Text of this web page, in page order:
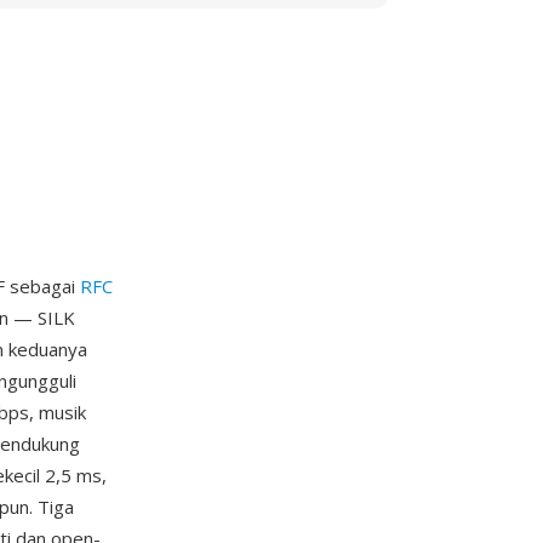
sebagai RFC
— SILK
keduanya
musik
2,5 ms,
Tiga
dan open-